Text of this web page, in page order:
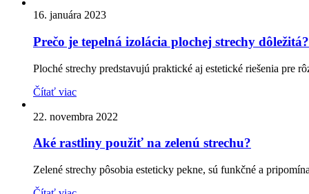
16. januára 2023
Prečo je tepelná izolácia plochej strechy dôležitá?
Ploché strechy predstavujú praktické aj estetické riešenia pre
Čítať viac
22. novembra 2022
Aké rastliny použiť na zelenú strechu?
Zelené strechy pôsobia esteticky pekne, sú funkčné a